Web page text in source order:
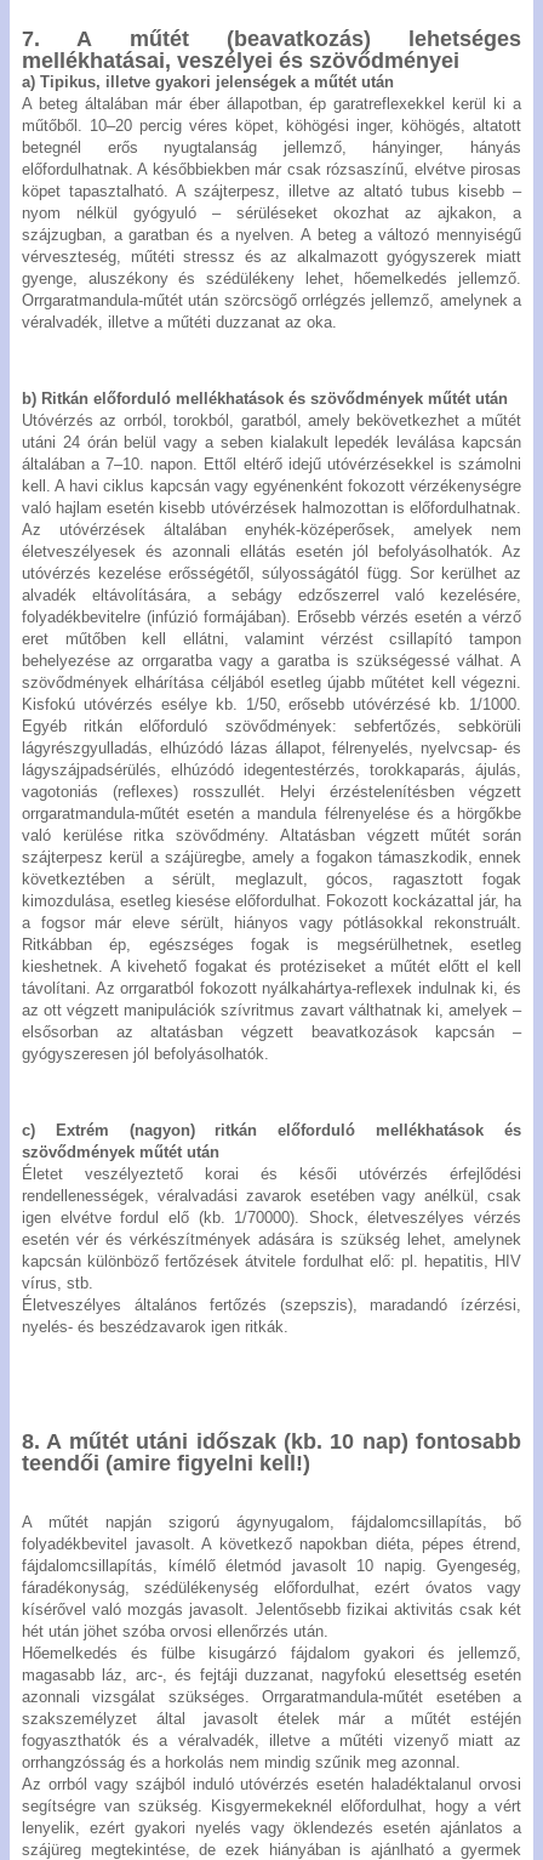
7. A műtét (beavatkozás) lehetséges
mellékhatásai, veszélyei és szövődményei
a) Tipikus, illetve gyakori jelenségek a műtét után
A beteg általában már éber állapotban, ép garatreflexekkel kerül ki a
műtőből. 10–20 percig véres köpet, köhögési inger, köhögés, altatott
betegnél erős nyugtalanság jellemző, hányinger, hányás
előfordulhatnak. A későbbiekben már csak rózsaszínű, elvétve pirosas
köpet tapasztalható. A szájterpesz, illetve az altató tubus kisebb –
nyom nélkül gyógyuló – sérüléseket okozhat az ajkakon, a
szájzugban, a garatban és a nyelven. A beteg a változó mennyiségű
vérveszteség, műtéti stressz és az alkalmazott gyógyszerek miatt
gyenge, aluszékony és szédülékeny lehet, hőemelkedés jellemző.
Orrgaratmandula-műtét után szörcsögő orrlégzés jellemző, amelynek a
véralvadék, illetve a műtéti duzzanat az oka.
b) Ritkán előforduló mellékhatások és szövődmények műtét után
Utóvérzés az orrból, torokból, garatból, amely bekövetkezhet a műtét
utáni 24 órán belül vagy a seben kialakult lepedék leválása kapcsán
általában a 7–10. napon. Ettől eltérő idejű utóvérzésekkel is számolni
kell. A havi ciklus kapcsán vagy egyénenként fokozott vérzékenységre
való hajlam esetén kisebb utóvérzések halmozottan is előfordulhatnak.
Az utóvérzések általában enyhék-középerősek, amelyek nem
életveszélyesek és azonnali ellátás esetén jól befolyásolhatók. Az
utóvérzés kezelése erősségétől, súlyosságától függ. Sor kerülhet az
alvadék eltávolítására, a sebágy edzőszerrel való kezelésére,
folyadékbevitelre (infúzió formájában). Erősebb vérzés esetén a vérző
eret műtőben kell ellátni, valamint vérzést csillapító tampon
behelyezése az orrgaratba vagy a garatba is szükségessé válhat. A
szövődmények elhárítása céljából esetleg újabb műtétet kell végezni.
Kisfokú utóvérzés esélye kb. 1/50, erősebb utóvérzésé kb. 1/1000.
Egyéb ritkán előforduló szövődmények: sebfertőzés, sebkörüli
lágyrészgyulladás, elhúzódó lázas állapot, félrenyelés, nyelvcsap- és
lágyszájpadsérülés, elhúzódó idegentestérzés, torokkaparás, ájulás,
vagotoniás (reflexes) rosszullét. Helyi érzéstelenítésben végzett
orrgaratmandula-műtét esetén a mandula félrenyelése és a hörgőkbe
való kerülése ritka szövődmény. Altatásban végzett műtét során
szájterpesz kerül a szájüregbe, amely a fogakon támaszkodik, ennek
következtében a sérült, meglazult, gócos, ragasztott fogak
kimozdulása, esetleg kiesése előfordulhat. Fokozott kockázattal jár, ha
a fogsor már eleve sérült, hiányos vagy pótlásokkal rekonstruált.
Ritkábban ép, egészséges fogak is megsérülhetnek, esetleg
kieshetnek. A kivehető fogakat és protéziseket a műtét előtt el kell
távolítani. Az orrgaratból fokozott nyálkahártya-reflexek indulnak ki, és
az ott végzett manipulációk szívritmus zavart válthatnak ki, amelyek –
elsősorban az altatásban végzett beavatkozások kapcsán –
gyógyszeresen jól befolyásolhatók.
c) Extrém (nagyon) ritkán előforduló mellékhatások és
szövődmények műtét után
Életet veszélyeztető korai és késői utóvérzés érfejlődési
rendellenességek, véralvadási zavarok esetében vagy anélkül, csak
igen elvétve fordul elő (kb. 1/70000). Shock, életveszélyes vérzés
esetén vér és vérkészítmények adására is szükség lehet, amelynek
kapcsán különböző fertőzések átvitele fordulhat elő: pl. hepatitis, HIV
vírus, stb.
Életveszélyes általános fertőzés (szepszis), maradandó ízérzési,
nyelés- és beszédzavarok igen ritkák.
8. A műtét utáni időszak (kb. 10 nap) fontosabb
teendői (amire figyelni kell!)
A műtét napján szigorú ágynyugalom, fájdalomcsillapítás, bő
folyadékbevitel javasolt. A következő napokban diéta, pépes étrend,
fájdalomcsillapítás, kímélő életmód javasolt 10 napig. Gyengeség,
fáradékonyság, szédülékenység előfordulhat, ezért óvatos vagy
kísérővel való mozgás javasolt. Jelentősebb fizikai aktivitás csak két
hét után jöhet szóba orvosi ellenőrzés után.
Hőemelkedés és fülbe kisugárzó fájdalom gyakori és jellemző,
magasabb láz, arc-, és fejtáji duzzanat, nagyfokú elesettség esetén
azonnali vizsgálat szükséges. Orrgaratmandula-műtét esetében a
szakszemélyzet által javasolt ételek már a műtét estéjén
fogyaszthatók és a véralvadék, illetve a műtéti vizenyő miatt az
orrhangzósság és a horkolás nem mindig szűnik meg azonnal.
Az orrból vagy szájból induló utóvérzés esetén haladéktalanul orvosi
segítségre van szükség. Kisgyermekeknél előfordulhat, hogy a vért
lenyelik, ezért gyakori nyelés vagy öklendezés esetén ajánlatos a
szájüreg megtekintése, de ezek hiányában is ajánlható a gyermek